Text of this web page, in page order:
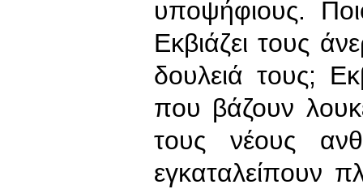
υποψήφιους.
Εκβιάζει τους
δουλειά τους;
που βάζουν
τους νέους
εγκαταλείπουν